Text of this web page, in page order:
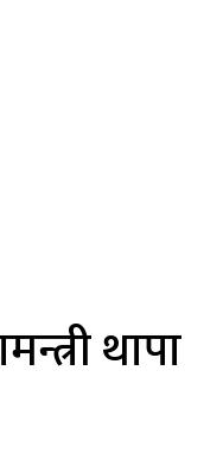
थापा